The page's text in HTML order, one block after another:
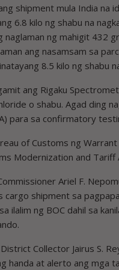
shipment mula India na
6.8 kilo ng shabu na
naglaman ng mahigit 432
ang nasamsam sa
8.5 kilo ng shabu
ang Rigaku
o shabu. Agad ding
para sa confirmatory
of Customs ng
Modernization and
Ariel F.
shipment sa
ilalim ng BOC dahil sa
Collector Jairus S.
handa at alerto ang mga